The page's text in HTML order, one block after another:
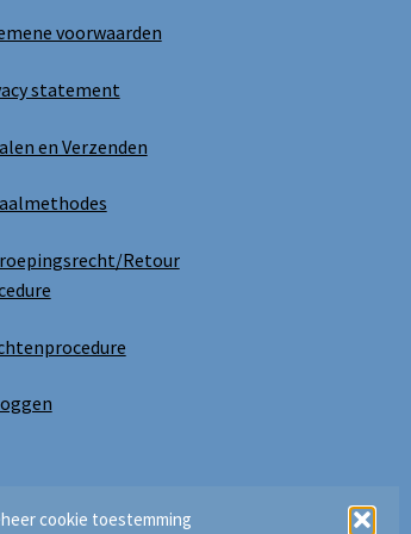
cookie toestemming
voorwaarden
statement
en Verzenden
Retour